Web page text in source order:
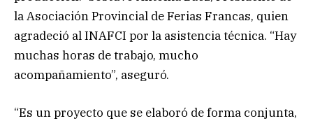
la Asociación Provincial de Ferias Francas, quien
agradeció al INAFCI por la asistencia técnica. “Hay
muchas horas de trabajo, mucho
acompañamiento”, aseguró.
“Es un proyecto que se elaboró de forma conjunta,